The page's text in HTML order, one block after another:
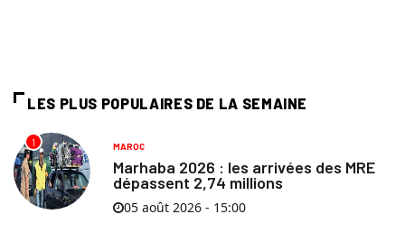
LES PLUS POPULAIRES DE LA SEMAINE
1 MAROC
Marhaba 2026 : les arrivées des MRE
dépassent 2,74 millions
05 août 2026 - 15:00